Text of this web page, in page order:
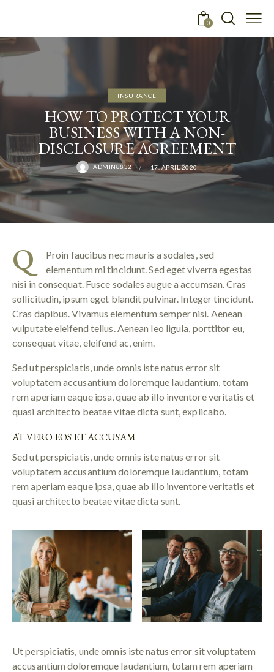
0
INSURANCE
HOW TO PROTECT YOUR
BUSINESS WITH A NON-
DISCLOSURE AGREEMENT
ADMIN8832 17. APRIL 2020
Q
Proin faucibus nec mauris a sodales, sed
elementum mi tincidunt. Sed eget viverra egestas
nisi in consequat. Fusce sodales augue a accumsan. Cras
sollicitudin, ipsum eget blandit pulvinar. Integer tincidunt.
Cras dapibus. Vivamus elementum semper nisi. Aenean
vulputate eleifend tellus. Aenean leo ligula, porttitor eu,
consequat vitae, eleifend ac, enim.
Sed ut perspiciatis, unde omnis iste natus error sit
voluptatem accusantium doloremque laudantium, totam
rem aperiam eaque ipsa, quae ab illo inventore veritatis et
quasi architecto beatae vitae dicta sunt, explicabo.
AT VERO EOS ET ACCUSAM
Sed ut perspiciatis, unde omnis iste natus error sit
voluptatem accusantium doloremque laudantium, totam
rem aperiam eaque ipsa, quae ab illo inventore veritatis et
quasi architecto beatae vitae dicta sunt.
Ut perspiciatis, unde omnis iste natus error sit voluptatem
accusantium doloremque laudantium, totam rem aperiam